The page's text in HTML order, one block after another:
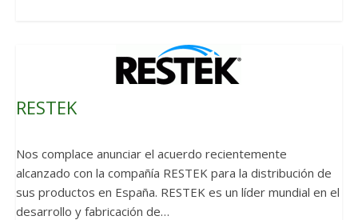
RESTEK
Nos complace anunciar el acuerdo recientemente
alcanzado con la compañía RESTEK para la distribución de
sus productos en España. RESTEK es un líder mundial en el
desarrollo y fabricación de…